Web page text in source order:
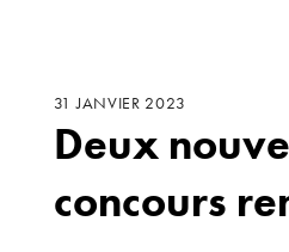
31 JANVIER 2023
Deux
concours